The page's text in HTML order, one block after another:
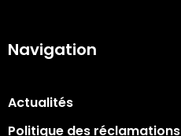
Navigation
Actualités
Politique des réclamations